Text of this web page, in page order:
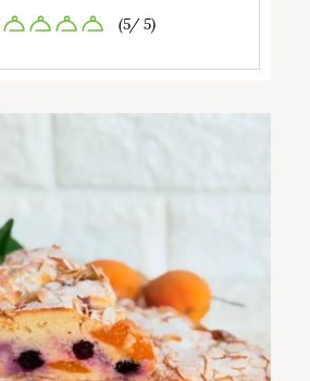
(5/ 5)